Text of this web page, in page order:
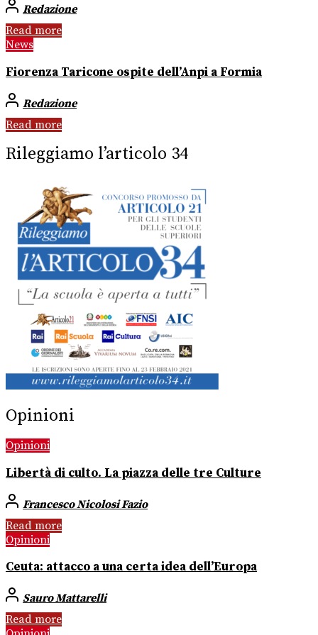
Redazione
Read more
News
Fiorenza Taricone ospite dell’Anpi a Formia
Redazione
Read more
Rileggiamo l’articolo 34
Opinioni
Opinioni
Libertà di culto. La piazza delle tre Culture
Francesco Nicolosi Fazio
Read more
Opinioni
Ceuta: attacco a una certa idea dell’Europa
Sauro Mattarelli
Read more